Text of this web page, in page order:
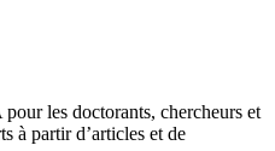
les doctorants, chercheurs et
à partir d’articles et de